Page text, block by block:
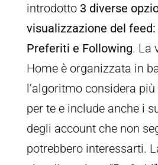
introdotto 3 diverse
visualizzazione del feed:
Preferiti e Following. La
Home è organizzata in
l’algoritmo considera
per te e include anche i
degli account che non
potrebbero interessarti.